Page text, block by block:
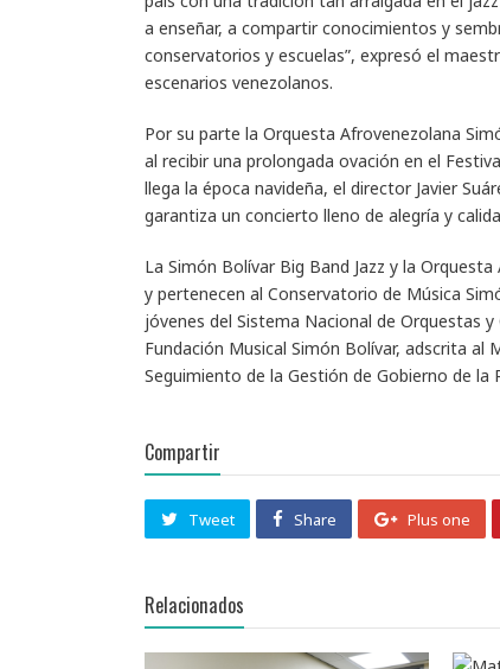
a enseñar, a compartir conocimientos y
conservatorios y escuelas”, expresó el
escenarios venezolanos.
Por su parte la Orquesta Afrovenezolana
al recibir una prolongada ovación en el
llega la época navideña, el director Javier
garantiza un concierto lleno de alegría y
La Simón Bolívar Big Band Jazz y la
y pertenecen al Conservatorio de Música
jóvenes del Sistema Nacional de Orquestas
Fundación Musical Simón Bolívar, adscrita al
Seguimiento de la Gestión de Gobierno de la
Compartir
Tweet Share Plus one
Relacionados